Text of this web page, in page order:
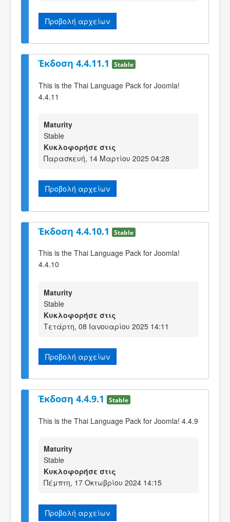
Προβολή αρχείων
Έκδοση 4.4.11.1 Stable
This is the Thai Language Pack for Joomla!
4.4.11
Maturity
Stable
Κυκλοφορήσε στις
Παρασκευή, 14 Μαρτίου 2025 04:28
Προβολή αρχείων
Έκδοση 4.4.10.1 Stable
This is the Thai Language Pack for Joomla!
4.4.10
Maturity
Stable
Κυκλοφορήσε στις
Τετάρτη, 08 Ιανουαρίου 2025 14:11
Προβολή αρχείων
Έκδοση 4.4.9.1 Stable
This is the Thai Language Pack for Joomla! 4.4.9
Maturity
Stable
Κυκλοφορήσε στις
Πέμπτη, 17 Οκτωβρίου 2024 14:15
Προβολή αρχείων